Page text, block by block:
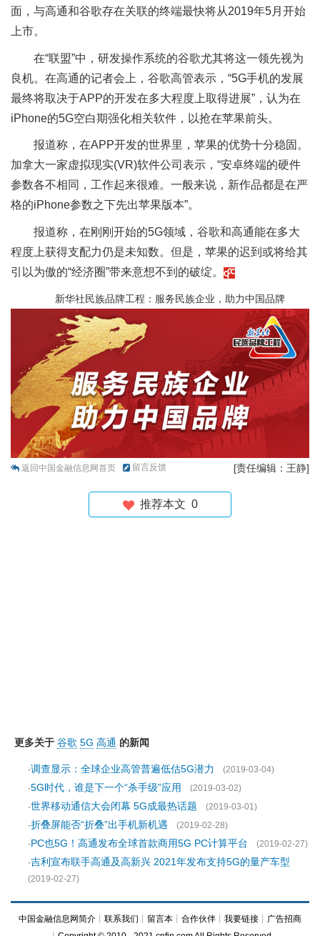
面，与高通和谷歌存在关联的终端最快将从2019年5月开始
上市。
在“联盟”中，研发操作系统的谷歌尤其将这一领先视为
良机。在高通的记者会上，谷歌高管表示，“5G手机的发展
最终将取决于APP的开发在多大程度上取得进展”，认为在
iPhone的5G空白期强化相关软件，以抢在苹果前头。
报道称，在APP开发的世界里，苹果的优势十分稳固。
加拿大一家虚拟现实(VR)软件公司表示，“安卓终端的硬件
参数各不相同，工作起来很难。一般来说，新作品都是在严
格的iPhone参数之下先出苹果版本”。
报道称，在刚刚开始的5G领域，谷歌和高通能在多大
程度上获得支配力仍是未知数。但是，苹果的迟到或将给其
引以为傲的“经济圈”带来意想不到的破绽。
新华社民族品牌工程：服务民族企业，助力中国品牌
返回中国金融信息网首页 留言反馈 [责任编辑：王静]
推荐本文 0
更多关于 谷歌 5G 高通 的新闻
·调查显示：全球企业高管普遍低估5G潜力
(2019-03-04)
·5G时代，谁是下一个“杀手级”应用
(2019-03-02)
·世界移动通信大会闭幕 5G成最热话题
(2019-03-01)
·折叠屏能否“折叠”出手机新机遇
(2019-02-28)
·PC也5G！高通发布全球首款商用5G PC计算平台
(2019-02-27)
·吉利宣布联手高通及高新兴 2021年发布支持5G的量产车型
(2019-02-27)
中国金融信息网简介 ┊ 联系我们 ┊ 留言本 ┊ 合作伙伴 ┊ 我要链接 ┊ 广告招商